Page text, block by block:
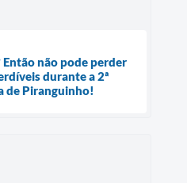
Então não pode perder
durante a 2ª
de Piranguinho!